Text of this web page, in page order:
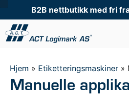
til
innhold
B2B nettbutikk med fri
Hjem » Etiketteringsmaskiner »
Manuelle